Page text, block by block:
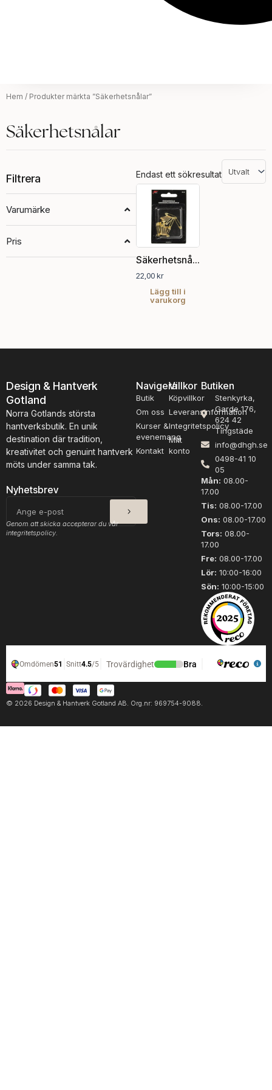
Hem / Produkter märkta ”Säkerhetsnålar”
Säkerhetsnålar
Filtrera
Varumärke
Pris
Endast ett sökresultat
Säkerhetsnålar
22,00kr
Lägg till i
varukorg
Design & Hantverk
Gotland
Norra Gotlands största
hantverksbutik. En unik
destination där tradition,
kreativitet och genuint hantverk
möts under samma tak.
Nyhetsbrev
post
SKICKA
Genom att skicka accepterar du vår
integritetspolicy.
Navigera
Butik
Om oss
Kurser &
evenemang
Kontakt
Villkor
Köpvillkor
Leveransinformation
Integritetspolicy
Mitt
konto
Butiken
Stenkyrka,
Garde 176,
624 42
Tingstäde
info@dhgh.se
0498-41 10
05
Mån: 08.00-
17.00
Tis: 08.00-17.00
Ons: 08.00-17.00
Tors: 08.00-
17.00
Fre: 08.00-17.00
Lör: 10:00-16:00
Sön: 10:00-15:00
© 2026 Design & Hantverk Gotland AB. Org.nr: 969754-9088.